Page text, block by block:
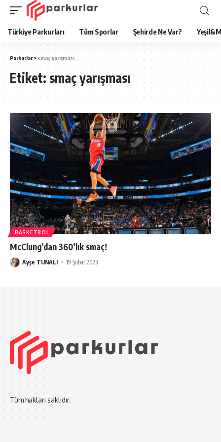
Türkiye Parkurları Tüm Sporlar Şehirde Ne Var?
Parkurlar> smaç yarışması
Etiket:smaç yarışması
BASKETBOL
McClung’dan 360’lık smaç!
Ayşe TUNALI 19 Şubat 2023
Tüm hakları saklıdır.